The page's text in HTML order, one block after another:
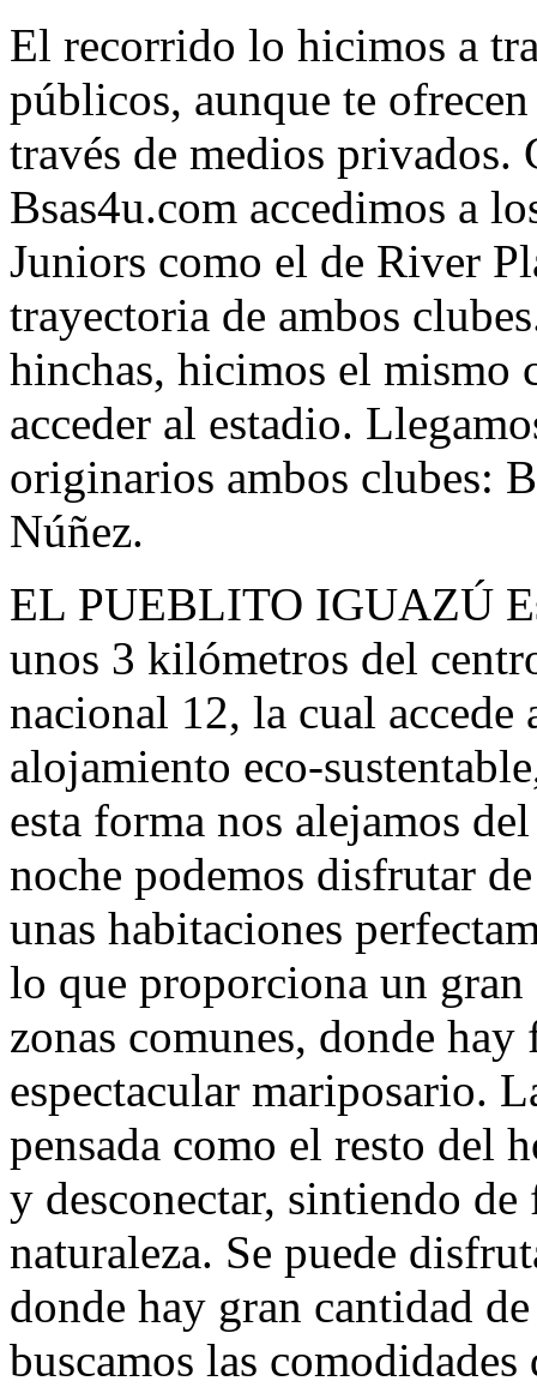
El recorrido lo hicimos a
públicos, aunque te
través de medios privados.
Bsas4u.com accedimos a
Juniors como el de River
trayectoria de ambos
hinchas, hicimos el mismo
acceder al estadio.
originarios ambos clubes:
Núñez.
EL PUEBLITO IGUAZÚ
unos 3 kilómetros del
nacional 12, la cual accede
alojamiento eco-
esta forma nos alejamos
noche podemos disfrutar
unas habitaciones
lo que proporciona un
zonas comunes, donde
espectacular mariposario.
pensada como el resto del
y desconectar, sintiendo
naturaleza. Se puede
donde hay gran cantidad
buscamos las